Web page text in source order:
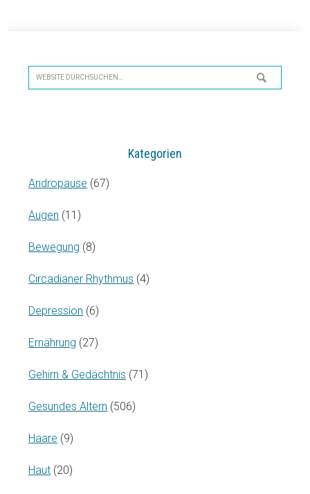
Website
durchsuchen…
Kategorien
Andropause (67)
Augen (11)
Bewegung (8)
Circadianer Rhythmus (4)
Depression (6)
Ernährung (27)
Gehirn & Gedächtnis (71)
Gesundes Altern (506)
Haare (9)
Haut (20)